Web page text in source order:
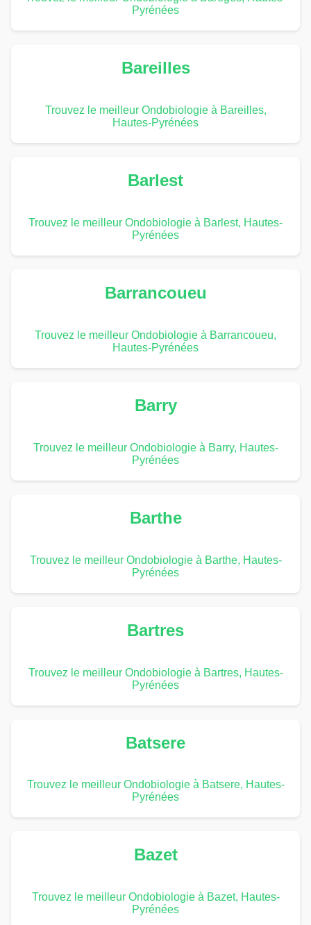
Pyrénées
Bareilles
Trouvez le meilleur Ondobiologie à Bareilles,
Hautes-Pyrénées
Barlest
Trouvez le meilleur Ondobiologie à Barlest, Hautes-
Pyrénées
Barrancoueu
Trouvez le meilleur Ondobiologie à Barrancoueu,
Hautes-Pyrénées
Barry
Trouvez le meilleur Ondobiologie à Barry, Hautes-
Pyrénées
Barthe
Trouvez le meilleur Ondobiologie à Barthe, Hautes-
Pyrénées
Bartres
Trouvez le meilleur Ondobiologie à Bartres, Hautes-
Pyrénées
Batsere
Trouvez le meilleur Ondobiologie à Batsere, Hautes-
Pyrénées
Bazet
Trouvez le meilleur Ondobiologie à Bazet, Hautes-
Pyrénées